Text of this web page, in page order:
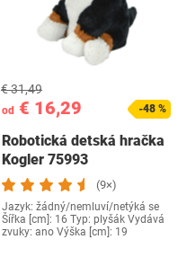
od € 16,29
€ 31,49
-48 %
Robotická detská hračka
Kogler 75993
(9×)
Jazyk: žádný/nemluví/netýká se
Šířka [cm]: 16 Typ: plyšák Vydává
zvuky: ano Výška [cm]: 19